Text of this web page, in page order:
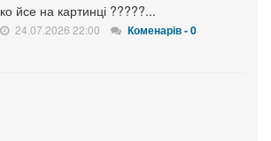
ко йсе на картинці ?????...
24.07.2026 22:00 Коменарів - 0